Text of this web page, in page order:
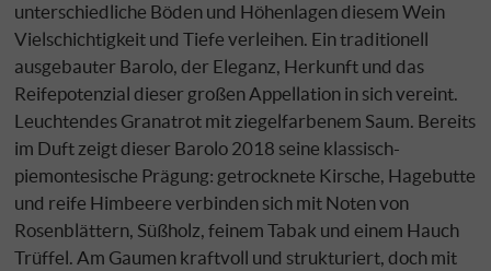
unterschiedliche Böden und Höhenlagen diesem Wein
Vielschichtigkeit und Tiefe verleihen. Ein traditionell
ausgebauter Barolo, der Eleganz, Herkunft und das
Reifepotenzial dieser großen Appellation in sich vereint.
Leuchtendes Granatrot mit ziegelfarbenem Saum. Bereits
im Duft zeigt dieser Barolo 2018 seine klassisch-
piemontesische Prägung: getrocknete Kirsche, Hagebutte
und reife Himbeere verbinden sich mit Noten von
Rosenblättern, Süßholz, feinem Tabak und einem Hauch
Trüffel. Am Gaumen kraftvoll und strukturiert, doch mit